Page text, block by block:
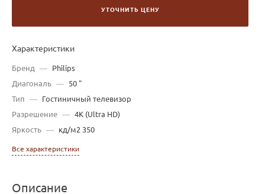
УТОЧНИТЬ ЦЕНУ
Характеристики
Бренд —
Philips
Диагональ —
50 "
Тип
—
Гостиничный телевизор
Разрешение — 4K (Ultra HD)
Яркость — кд/м2 350
Все характеристики
Описание